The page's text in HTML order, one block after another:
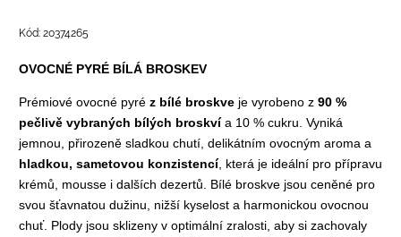
Kód: 20374265
OVOCNÉ PYRÉ BÍLÁ BROSKEV
Prémiové ovocné pyré z bílé broskve je vyrobeno z 90 %
pečlivě vybraných bílých broskvía 10 % cukru. Vyniká
jemnou, přirozeně sladkou chutí, delikátním ovocným aroma a
hladkou, sametovou konzistencí, která je ideální pro přípravu
krémů, mousse i dalších dezertů. Bílé broskve jsou ceněné pro
svou šťavnatou dužinu, nižší kyselost a harmonickou ovocnou
chuť. Plody jsou sklizeny v optimální zralosti, aby si zachovaly